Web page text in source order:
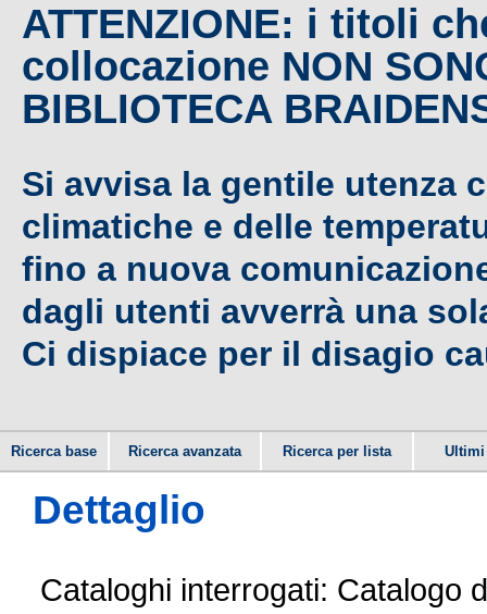
ATTENZIONE: i titoli
collocazione NON
BIBLIOTECA
Si avvisa la gentile utenza
climatiche e delle
fino a nuova
dagli utenti avverrà una
Ci dispiace per il disagio
Ricerca base Ricerca avanzata Ricerca per lista
Dettaglio
Cataloghi interrogati: Catalogo